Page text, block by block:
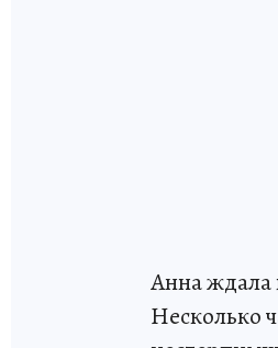
Анна ждала
Несколько